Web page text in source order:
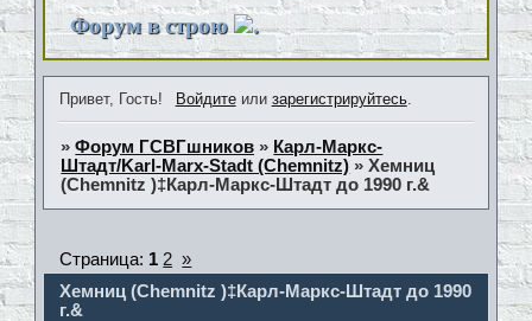
Форум в строю .
Привет, Гость! Войдитеили зарегистрируйтесь.
»Форум ГСВГшников » Карл-Маркс-
Штадт/Karl-Marx-Stadt (Chemnitz) »Хемниц
(Chemnitz )‡Карл-Маркс-Штадт до 1990 г.&
Хемниц (Chemnitz )‡Карл-Маркс-Штадт до 1990
г.&
Страница: 1 2 »